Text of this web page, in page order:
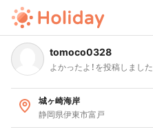
tomoco0328
よかったよ！を投稿しました
城ヶ崎海岸
静岡県伊東市富戸